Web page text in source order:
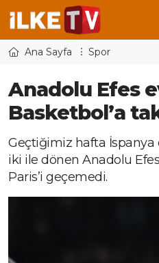
Ana Sayfa Spor
Anadolu Efes
Basketbol’a
Geçtiğimiz hafta İspanya
iki ile dönen Anadolu
Paris’i geçemedi.